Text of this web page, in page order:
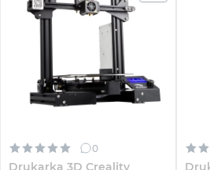
0
Drukarka 3D Creality